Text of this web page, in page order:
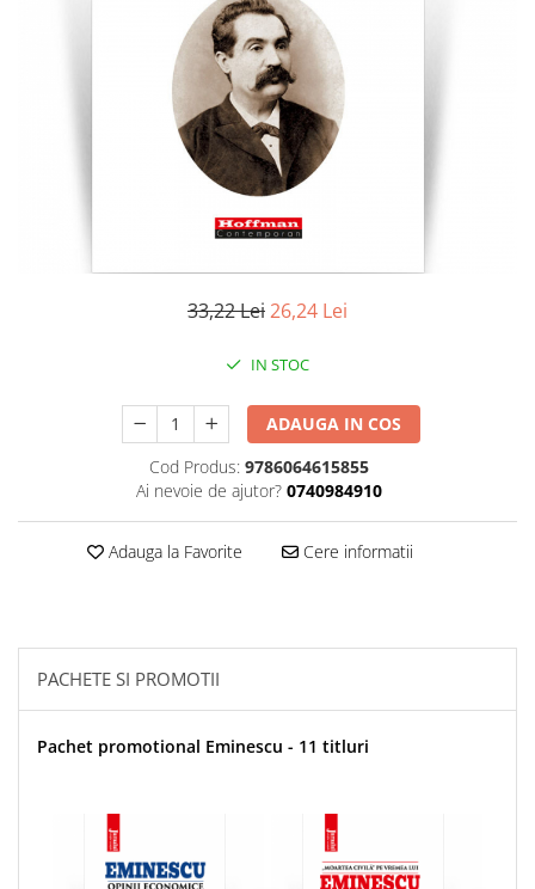
Sociologie si filozofie
33,22 Lei26,24 Lei
IN STOC
ADAUGA IN COS
Cod Produs: 9786064615855
Ai nevoie de ajutor? 0740984910
Adauga la Favorite Cere informatii
PACHETE SI PROMOTII
Pachet promotional Eminescu - 11 titluri